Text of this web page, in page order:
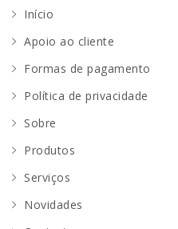
Início
Apoio ao cliente
Formas de pagamento
Política de privacidade
Sobre
Produtos
Serviços
Novidades